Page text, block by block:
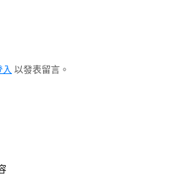
入 以發表留言。